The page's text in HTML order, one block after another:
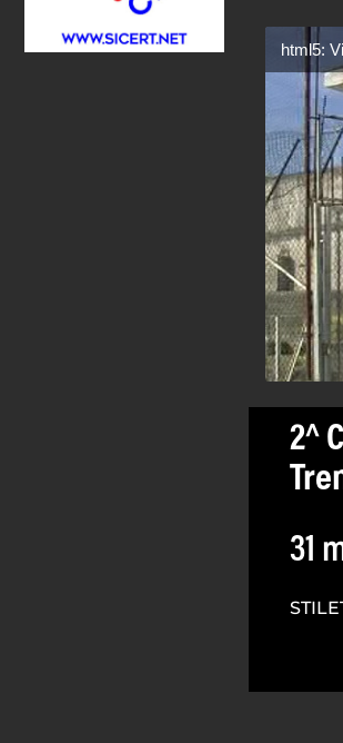
html5:
2^
31